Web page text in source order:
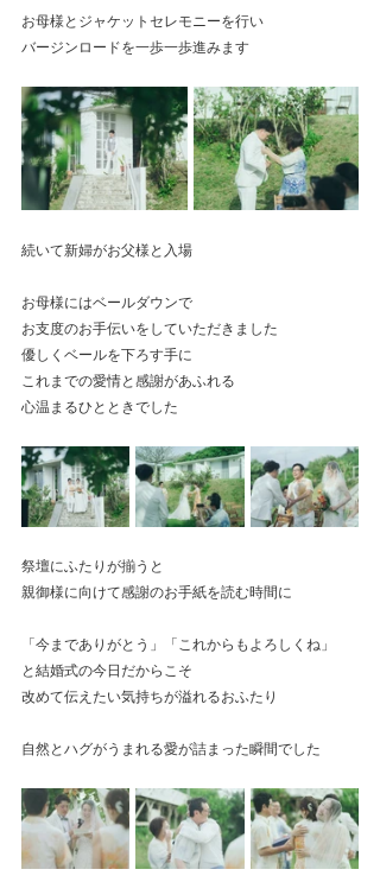
お母様とジャケットセレモニーを行い
バージンロードを一歩一歩進みます
続いて新婦がお父様と入場
お母様にはベールダウンで
お支度のお手伝いをしていただきました
優しくベールを下ろす手に
これまでの愛情と感謝があふれる
心温まるひとときでした
祭壇にふたりが揃うと
親御様に向けて感謝のお手紙を読む時間に
「今までありがとう」「これからもよろしくね」
と結婚式の今日だからこそ
改めて伝えたい気持ちが溢れるおふたり
自然とハグがうまれる愛が詰まった瞬間でした